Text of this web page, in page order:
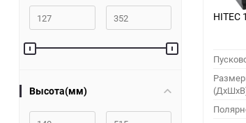
Высота(мм)
HITEC